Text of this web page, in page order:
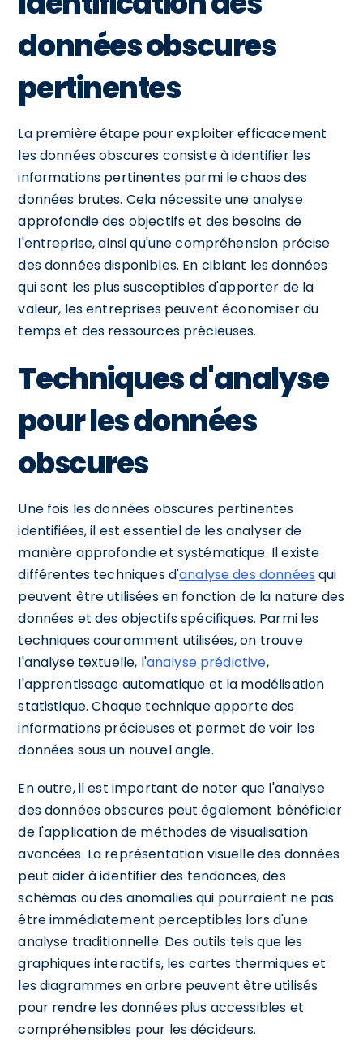
données obscures
pertinentes
La première étape pour exploiter efficacement
les données obscures consiste à identifier les
informations pertinentes parmi le chaos des
données brutes. Cela nécessite une analyse
approfondie des objectifs et des besoins de
l'entreprise, ainsi qu'une compréhension précise
des données disponibles. En ciblant les données
qui sont les plus susceptibles d'apporter de la
valeur, les entreprises peuvent économiser du
temps et des ressources précieuses.
Techniques d'analyse
pour les données
obscures
Une fois les données obscures pertinentes
identifiées, il est essentiel de les analyser de
manière approfondie et systématique. Il existe
différentes techniques d'analyse des données qui
peuvent être utilisées en fonction de la nature des
données et des objectifs spécifiques. Parmi les
techniques couramment utilisées, on trouve
l'analyse textuelle, l'analyse prédictive,
l'apprentissage automatique et la modélisation
statistique. Chaque technique apporte des
informations précieuses et permet de voir les
données sous un nouvel angle.
En outre, il est important de noter que l'analyse
des données obscures peut également bénéficier
de l'application de méthodes de visualisation
avancées. La représentation visuelle des données
peut aider à identifier des tendances, des
schémas ou des anomalies qui pourraient ne pas
être immédiatement perceptibles lors d'une
analyse traditionnelle. Des outils tels que les
graphiques interactifs, les cartes thermiques et
les diagrammes en arbre peuvent être utilisés
pour rendre les données plus accessibles et
compréhensibles pour les décideurs.